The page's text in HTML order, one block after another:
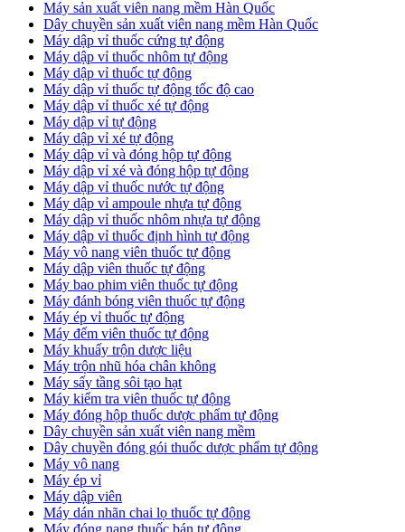
​Máy sản xuất viên nang mềm Hàn Quốc
​Dây chuyền sản xuất viên nang mềm Hàn Quốc
Máy dập vỉ thuốc cứng tự động
Máy dập vỉ thuốc nhôm tự động
Máy dập vỉ thuốc tự động​
​Máy dập vỉ thuốc tự động tốc độ cao
Máy dập vỉ thuốc xé tự động
​Máy dập vỉ tự động
​Máy dập vỉ xé tự động
​Máy dập vỉ và đóng hộp tự động
​Máy dập vỉ xé và đóng hộp tự động
​Máy dập vỉ thuốc nước tự động
Máy dập vỉ ampoule nhựa tự động
Máy dập vỉ thuốc nhôm nhựa tự động
Máy dập vỉ thuốc định hình tự động
Máy vô nang viên thuốc tự động
Máy dập viên thuốc tự động
Máy bao phim viên thuốc tự động
Máy đánh bóng viên thuốc tự động
Máy ép vỉ thuốc tự động
Máy đếm viên thuốc tự động
Máy khuấy trộn dược liệu
Máy trộn nhũ hóa chân không
Máy sấy tầng sôi tạo hạt
Máy kiểm tra viên thuốc tự động
Máy đóng hộp thuốc dược phẩm tự động
Dây chuyền sản xuất viên nang mềm
Dây chuyền đóng gói thuốc dược phẩm tự động
Máy vô nang
Máy ép vỉ
Máy dập viên
Máy dán nhãn chai lọ thuốc tự động